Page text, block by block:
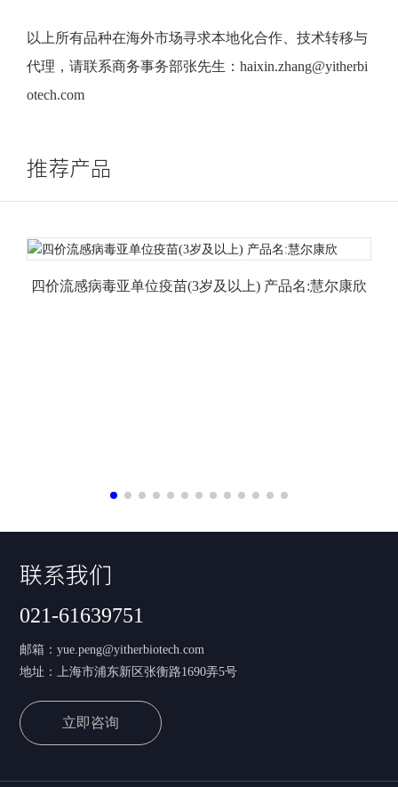
以上所有品种在海外市场寻求本地化合作、技术转移与
代理，请联系商务事务部张先生： haixin.zhang@yitherbi
otech.com
推荐产品
四价流感病毒亚单位疫苗(3岁及以上) 产品名:慧尔康欣
联系我们
021-61639751
邮箱：yue.peng@yitherbiotech.com
地址：上海市浦东新区张衡路1690弄5号
立即咨询